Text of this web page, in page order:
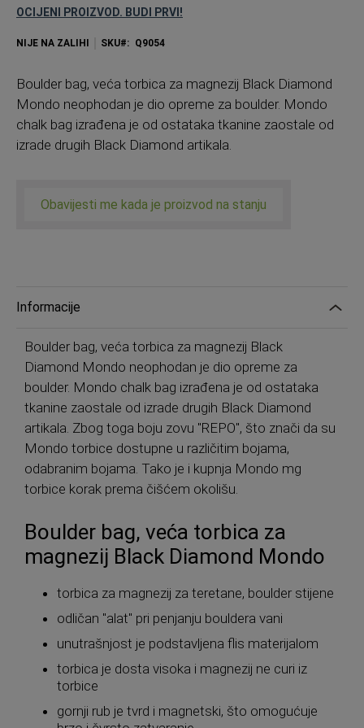
OCIJENI PROIZVOD. BUDI PRVI!
NIJE NA ZALIHI SKU Q9054
Boulder bag, veća torbica za magnezij Black Diamond
Mondo neophodan je dio opreme za boulder. Mondo
chalk bag izrađena je od ostataka tkanine zaostale od
izrade drugih Black Diamond artikala.
Obavijesti me kada je proizvod na stanju
Informacije
Boulder bag, veća torbica za magnezij Black
Diamond Mondo neophodan je dio opreme za
boulder. Mondo chalk bag izrađena je od ostataka
tkanine zaostale od izrade drugih Black Diamond
artikala. Zbog toga boju zovu "REPO", što znači da su
Mondo torbice dostupne u različitim bojama,
odabranim bojama. Tako je i kupnja Mondo mg
torbice korak prema čišćem okolišu.
Boulder bag, veća torbica za
magnezij Black Diamond Mondo
torbica za magnezij za teretane, boulder stijene
odličan "alat" pri penjanju bouldera vani
unutrašnjost je podstavljena flis materijalom
torbica je dosta visoka i magnezij ne curi iz
torbice
gornji rub je tvrd i magnetski, što omogućuje